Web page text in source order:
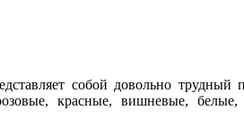
собой довольно
красные, вишневые,